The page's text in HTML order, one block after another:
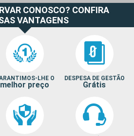
CONOSCO? CONFIRA
VANTAGENS
LHE O
melhor preço
DESPESA DE GESTÃO
Grátis